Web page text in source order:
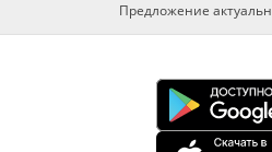
Предложение